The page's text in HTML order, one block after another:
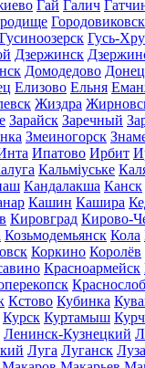
Гай Галич
Городовиковск
Гусиноозерск Гусь-
Дзержинск
Домодедово
Елизово Ельня
Жиздра
Зарайск Заречный
Змеиногорск
Ипатово Ирбит
Кальміуське
Кандалакша Канск
Кашин Кашира
Кировград Кирово-
Козьмодемьянск Кола
Коркино Королёв
Красноармейск
Кстово Кубинка
Курск Куртамыш
Ленинск-Кузнецкий
Луга Луганск Луза